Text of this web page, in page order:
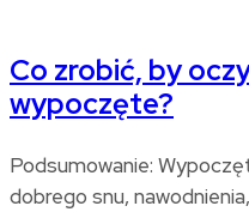
Co zrobić, by
wypoczęte?
Podsumowanie:
dobrego snu,